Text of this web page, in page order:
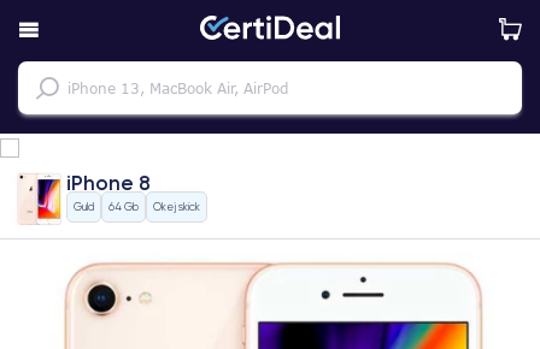
iPhone 8
Guld 64 Gb Okej skick